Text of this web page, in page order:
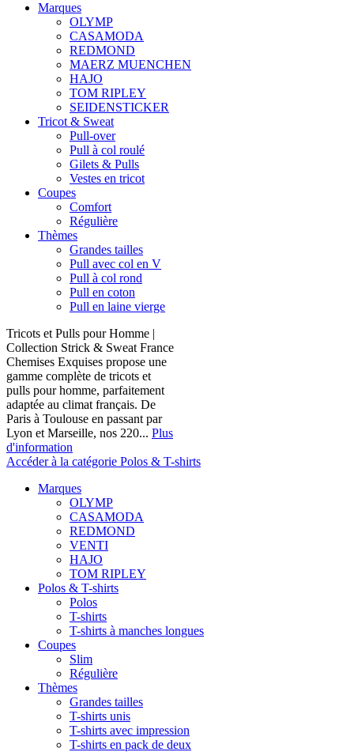
Marques
OLYMP
CASAMODA
REDMOND
MAERZ MUENCHEN
HAJO
TOM RIPLEY
SEIDENSTICKER
Tricot & Sweat
Pull-over
Pull à col roulé
Gilets & Pulls
Vestes en tricot
Coupes
Comfort
Régulière
Thèmes
Grandes tailles
Pull avec col en V
Pull à col rond
Pull en coton
Pull en laine vierge
Tricots et Pulls pour Homme |
Collection Strick & Sweat France
Chemises Exquises propose une
gamme complète de tricots et
pulls pour homme, parfaitement
adaptée au climat français. De
Paris à Toulouse en passant par
Lyon et Marseille, nos 220... Plus
d'information
Accéder à la catégorie Polos & T-shirts
Marques
OLYMP
CASAMODA
REDMOND
VENTI
HAJO
TOM RIPLEY
Polos & T-shirts
Polos
T-shirts
T-shirts à manches longues
Coupes
Slim
Régulière
Thèmes
Grandes tailles
T-shirts unis
T-shirts avec impression
T-shirts en pack de deux